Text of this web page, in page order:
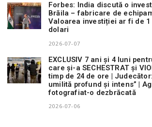
Forbes: India discută o
Brăila – fabricare de
Valoarea investiției ar fi de 1
dolari
2026-07-07
EXCLUSIV 7 ani și 4 luni
care și-a SECHESTRAT și
timp de 24 de ore |
umilită profund și intens” |
fotografiat-o dezbrăcată
2026-07-06